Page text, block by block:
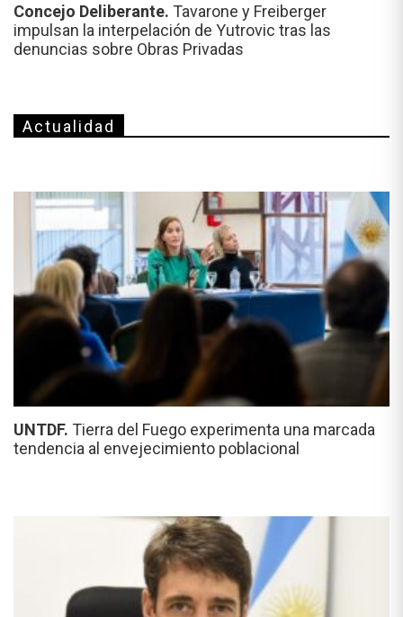
Concejo Deliberante. Tavarone y Freiberger
impulsan la interpelación de Yutrovic tras las
denuncias sobre Obras Privadas
Actualidad
UNTDF. Tierra del Fuego experimenta una marcada
tendencia al envejecimiento poblacional